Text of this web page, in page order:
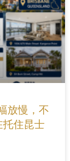
放慢，不
托住昆士